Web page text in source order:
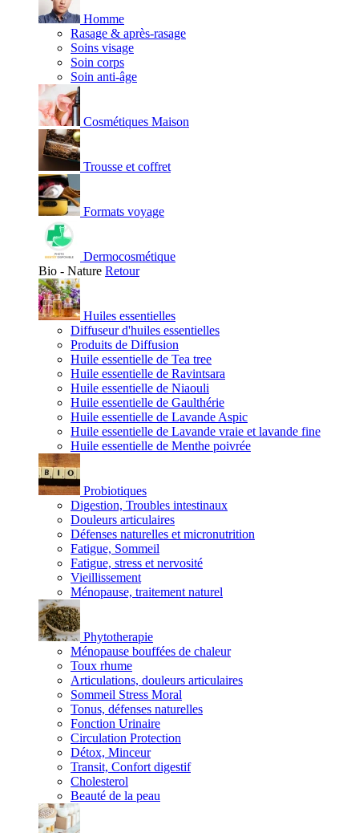
Homme
Rasage & après-rasage
Soins visage
Soin corps
Soin anti-âge
Cosmétiques Maison
Trousse et coffret
Formats voyage
Dermocosmétique
Bio - Nature Retour
Huiles essentielles
Diffuseur d'huiles essentielles
Produits de Diffusion
Huile essentielle de Tea tree
Huile essentielle de Ravintsara
Huile essentielle de Niaouli
Huile essentielle de Gaulthérie
Huile essentielle de Lavande Aspic
Huile essentielle de Lavande vraie et lavande fine
Huile essentielle de Menthe poivrée
Probiotiques
Digestion, Troubles intestinaux
Douleurs articulaires
Défenses naturelles et micronutrition
Fatigue, Sommeil
Fatigue, stress et nervosité
Vieillissement
Ménopause, traitement naturel
Phytotherapie
Ménopause bouffées de chaleur
Toux rhume
Articulations, douleurs articulaires
Sommeil Stress Moral
Tonus, défenses naturelles
Fonction Urinaire
Circulation Protection
Détox, Minceur
Transit, Confort digestif
Cholesterol
Beauté de la peau